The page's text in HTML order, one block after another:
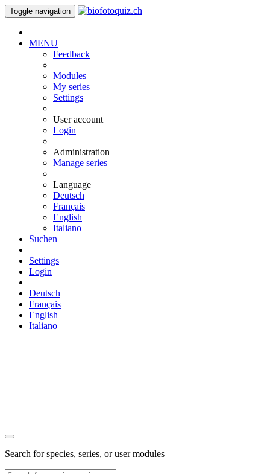
Toggle navigation
MENU
Feedback
Modules
My series
Settings
User account
Login
Administration
Manage series
Language
Deutsch
Français
English
Italiano
Suchen
Settings
Login
Deutsch
Français
English
Italiano
Search for species, series, or user modules